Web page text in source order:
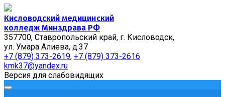
Кисловодский медицинский
колледж Минздрава РФ
357700, Ставропольский край, г. Кисловодск,
ул. Умара Алиева, д.37
+7 (879) 373-2619, +7 (879) 373-2616
kmk37@yandex.ru
Версия для слабовидящих